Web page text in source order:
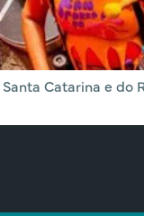
Catarina e do